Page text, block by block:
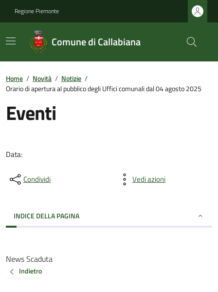
Regione Piemonte
Comune di Callabiana
Home / Novità / Notizie /
Orario di apertura al pubblico degli Uffici comunali dal 04 agosto 2025
Eventi
Data:
Condividi Vedi azioni
INDICE DELLA PAGINA
News Scaduta
Indietro